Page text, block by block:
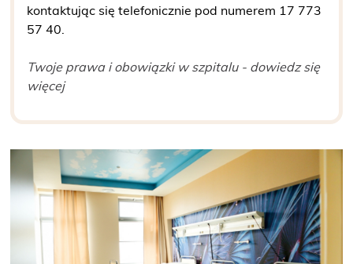
kontaktując się telefonicznie pod numerem 17 773
57 40
Twoje prawa i obowiązki w szpitalu - dowiedz się
więcej